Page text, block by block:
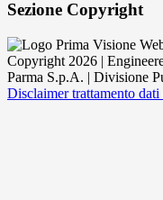
Sezione Copyright
Copyright 2026 |
Parma S.p.A. | Divisione
Disclaimer trattamento dati